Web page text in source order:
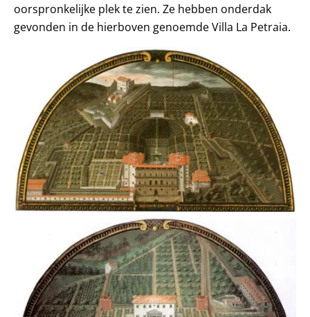
oorspronkelijke plek te zien. Ze hebben onderdak
gevonden in de hierboven genoemde Villa La Petraia.